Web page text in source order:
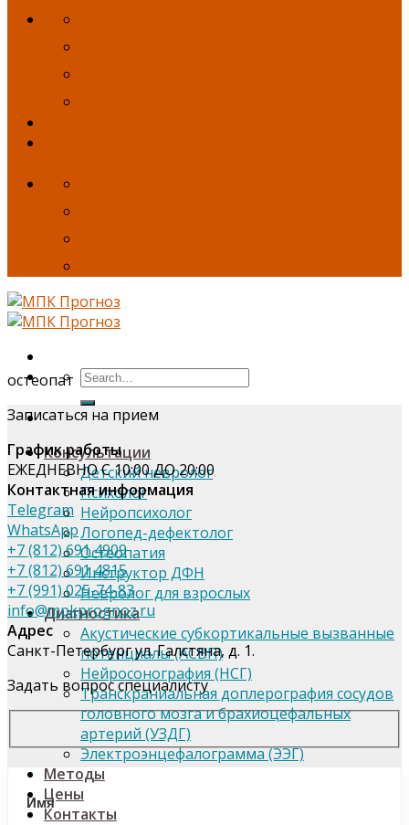
Консультации
Детский невролог
Психолог
Нейропсихолог
Логопед-дефектолог
Остеопатия
Инструктор ДФН
Невролог для взрослых
Диагностика
Акустические субкортикальные вызванные
потенциалы (АСВП)
Нейросонография (НСГ)
Транскраниальная доплерография сосудов
головного мозга и брахиоцефальных
артерий (УЗДГ)
Электроэнцефалограмма (ЭЭГ)
Методы
Цены
Контакты
остеопат
Записаться на прием
График работы
ЕЖЕДНЕВНО С 10:00 ДО 20:00
Контактная информация
Telegram
WhatsApp
+7 (812) 691 4909
+7 (812) 691 4815
+7 (991) 025-74-83
info@mpkprognoz.ru
Адрес
Санкт-Петербург ул. Галстяна, д. 1.
Задать вопрос специалисту
Имя